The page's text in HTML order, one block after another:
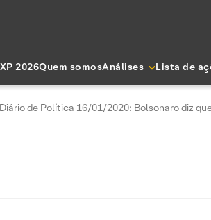
2026Quem somosAnálises Lista de
de Política 16/01/2020: Bolsonaro diz